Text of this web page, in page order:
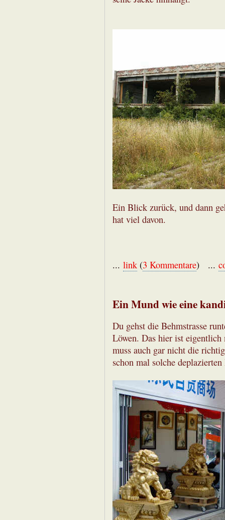
Ein Blick zurück, und dann
hat viel davon.
... link(3 Kommentare) ...
Ein Mund wie eine
Du gehst die Behmstrasse
Löwen. Das hier ist eigentlich
muss auch gar nicht die
schon mal solche